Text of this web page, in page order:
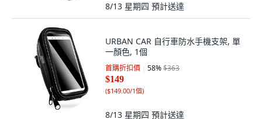
8/13 星期四 預計送達
URBAN CAR 自行車防水手機支架, 單
一顏色, 1個
首購折扣價 58%$363
$149
($149.00/1個)
8/13 星期四 預計送達